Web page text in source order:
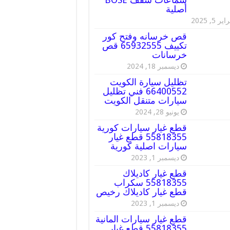
أصلية
5, 2025
قص خرسانه وفتح كور
تكييف 65932555 قص
خرسانات
ديسمبر 18, 2024
تظليل سيارة الكويت
66400552 فني تظليل
سيارات متنقل الكويت
يونيو 28, 2024
قطع غيار سيارات كورية
55818355 قطع غيار
سيارات اصلية كورية
ديسمبر 1, 2023
قطع غيار كاديلاك
55818355 سكراب
قطع غيار كاديلاك رخيص
ديسمبر 1, 2023
قطع غيار سيارات المانية